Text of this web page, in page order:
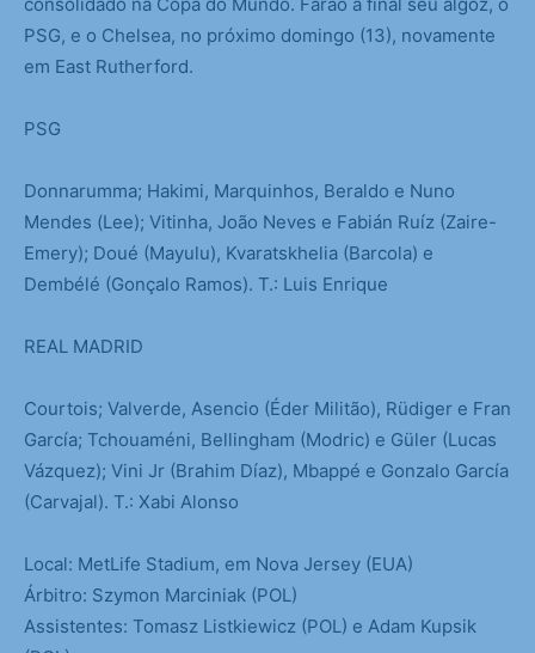
PSG, e o Chelsea, no próximo domingo (13), novamente
em East Rutherford.
PSG
Donnarumma; Hakimi, Marquinhos, Beraldo e Nuno
Mendes (Lee); Vitinha, João Neves e Fabián Ruíz (Zaire-
Emery); Doué (Mayulu), Kvaratskhelia (Barcola) e
Dembélé (Gonçalo Ramos). T.: Luis Enrique
REAL MADRID
Courtois; Valverde, Asencio (Éder Militão), Rüdiger e Fran
García; Tchouaméni, Bellingham (Modric) e Güler (Lucas
Vázquez); Vini Jr (Brahim Díaz), Mbappé e Gonzalo García
(Carvajal). T.: Xabi Alonso
Local: MetLife Stadium, em Nova Jersey (EUA)
Árbitro: Szymon Marciniak (POL)
Assistentes: Tomasz Listkiewicz (POL) e Adam Kupsik